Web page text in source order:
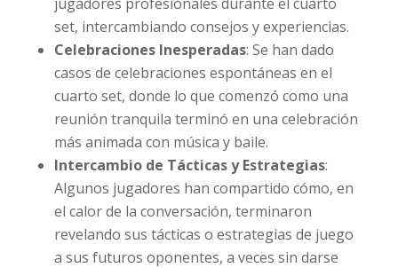
set, intercambiando consejos y experiencias.
Celebraciones Inesperadas: Se han dado
casos de celebraciones espontáneas en el
cuarto set, donde lo que comenzó como una
reunión tranquila terminó en una celebración
más animada con música y baile.
Intercambio de Tácticas y Estrategias:
Algunos jugadores han compartido cómo, en
el calor de la conversación, terminaron
revelando sus tácticas o estrategias de juego
a sus futuros oponentes, a veces sin darse